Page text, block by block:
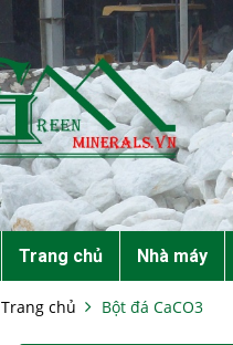
Trang chủ Nhà máy
Trang chủ Bột đá CaCO3